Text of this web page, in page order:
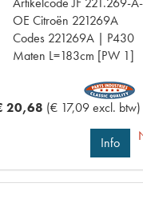
OE Citroën 221269A
Codes 221269A | P430
Maten L=183cm [PW 1]
20,68 (€ 17,09 excl. btw)
Info